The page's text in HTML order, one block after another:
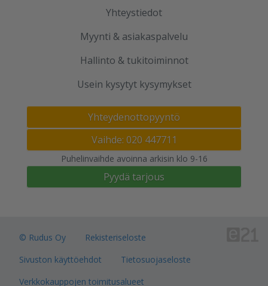
Yhteystiedot
Myynti & asiakaspalvelu
Hallinto & tukitoiminnot
Usein kysytyt kysymykset
Yhteydenottopyyntö
Vaihde: 020 447711
Puhelinvaihde avoinna arkisin klo 9-16
Pyydä tarjous
© Rudus Oy
Rekisteriseloste
Sivuston käyttöehdot
Tietosuojaseloste
Verkkokauppojen toimitusalueet